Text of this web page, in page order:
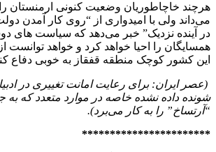
هر‌چند خاچاطوریان وضعیت کنونی ارمنستان
می‌داند ولی با امیدواری از “روی کار آمدن
در آینده نزدیک” خبر می‌دهد که سیاست های
همسایگان را احیا خواهد کرد و خواهد توانست
این کشور کوچک منطقه قفقاز به خوبی دفاع
(عصر ایران: برای رعایت امانت تغییری در
شونده داده نشده خاصه در موارد متعدد که به
“آرتساخ” را به کار می‌برد).
***********************